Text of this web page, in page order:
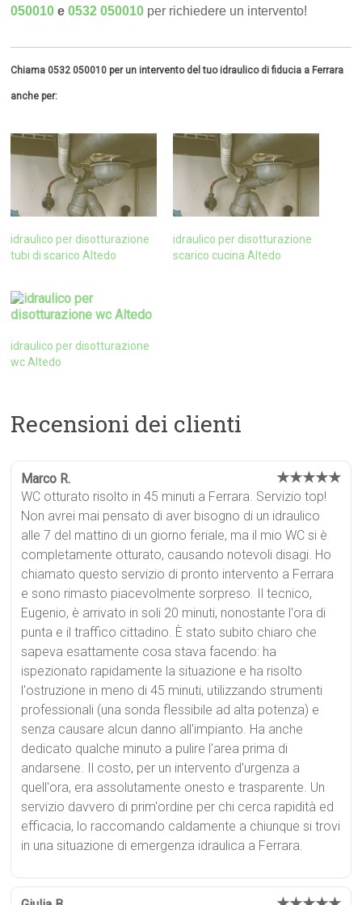
050010 e0532 050010 per richiedere un intervento!
Chiama 0532 050010 per un intervento del tuo idraulico di fiducia a Ferrara
anche per:
idraulico per disotturazione
tubi di scarico Altedo
idraulico per disotturazione
scarico cucina Altedo
idraulico per disotturazione
wc Altedo
Recensioni dei clienti
Marco R. ★★★★★
WC otturato risolto in 45 minuti a Ferrara. Servizio top!
Non avrei mai pensato di aver bisogno di un idraulico
alle 7 del mattino di un giorno feriale, ma il mio WC si è
completamente otturato, causando notevoli disagi. Ho
chiamato questo servizio di pronto intervento a Ferrara
e sono rimasto piacevolmente sorpreso. Il tecnico,
Eugenio, è arrivato in soli 20 minuti, nonostante l'ora di
punta e il traffico cittadino. È stato subito chiaro che
sapeva esattamente cosa stava facendo: ha
ispezionato rapidamente la situazione e ha risolto
l'ostruzione in meno di 45 minuti, utilizzando strumenti
professionali (una sonda flessibile ad alta potenza) e
senza causare alcun danno all'impianto. Ha anche
dedicato qualche minuto a pulire l'area prima di
andarsene. Il costo, per un intervento d'urgenza a
quell'ora, era assolutamente onesto e trasparente. Un
servizio davvero di prim'ordine per chi cerca rapidità ed
efficacia, lo raccomando caldamente a chiunque si trovi
in una situazione di emergenza idraulica a Ferrara.